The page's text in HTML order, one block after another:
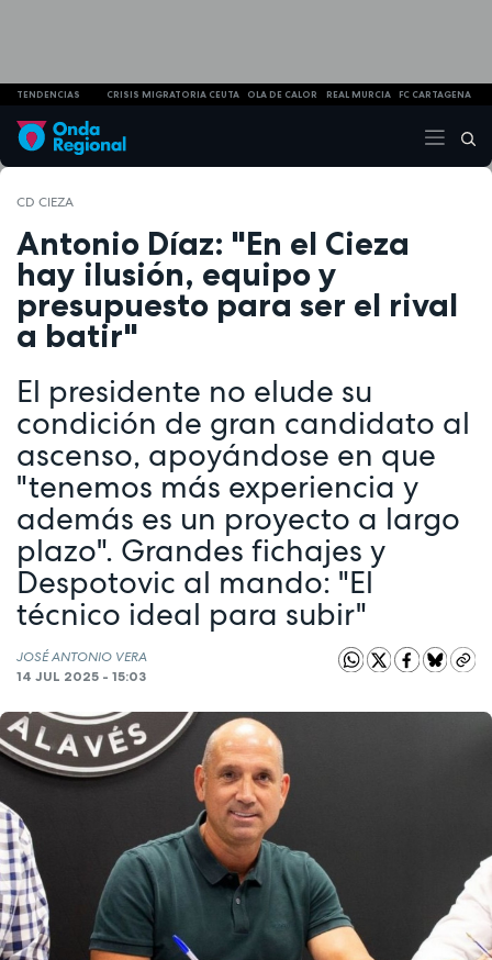
TENDENCIAS CRISIS MIGRATORIA CEUTA OLA DE CALOR REAL MURCIA FC CARTAGENA
CD CIEZA
Antonio Díaz: "En el Cieza
hay ilusión, equipo y
presupuesto para ser el rival
a batir"
El presidente no elude su
condición de gran candidato al
ascenso, apoyándose en que
"tenemos más experiencia y
además es un proyecto a largo
plazo". Grandes fichajes y
Despotovic al mando: "El
técnico ideal para subir"
JOSÉ ANTONIO VERA
14 JUL 2025 - 15:03